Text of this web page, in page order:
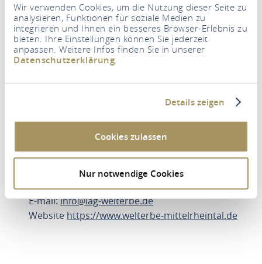
Wir verwenden Cookies, um die Nutzung dieser Seite zu
analysieren, Funktionen für soziale Medien zu
integrieren und Ihnen ein besseres Browser-Erlebnis zu
bieten. Ihre Einstellungen können Sie jederzeit
anpassen. Weitere Infos finden Sie in unserer
Datenschutzerklärung
Details zeigen
Cookies zulassen
Nur notwendige Cookies
Um diesen Inhalt zu sehen müssen Sie den
Drittanbieter Cookies zustimmen.
56348 Kestert
Tel.: 0049 6771 4039930
E-mail:info@lag-welterbe.de
Website https://www.welterbe-mittelrheintal.de